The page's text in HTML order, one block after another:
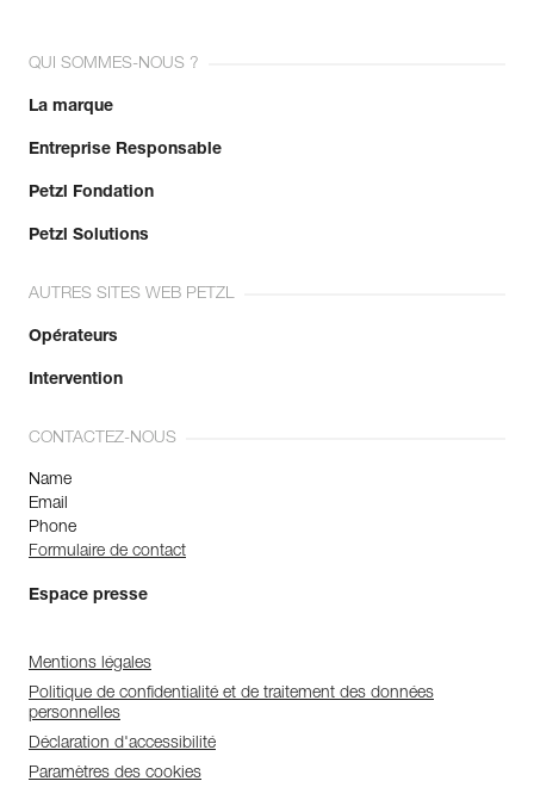
QUI SOMMES-NOUS ?
La marque
Entreprise Responsable
Petzl Fondation
Petzl Solutions
AUTRES SITES WEB PETZL
Opérateurs
Intervention
CONTACTEZ-NOUS
Name
Email
Phone
Formulaire de contact
Espace presse
Mentions légales
Politique de confidentialité et de traitement des données
personnelles
Déclaration d'accessibilité
Paramètres des cookies